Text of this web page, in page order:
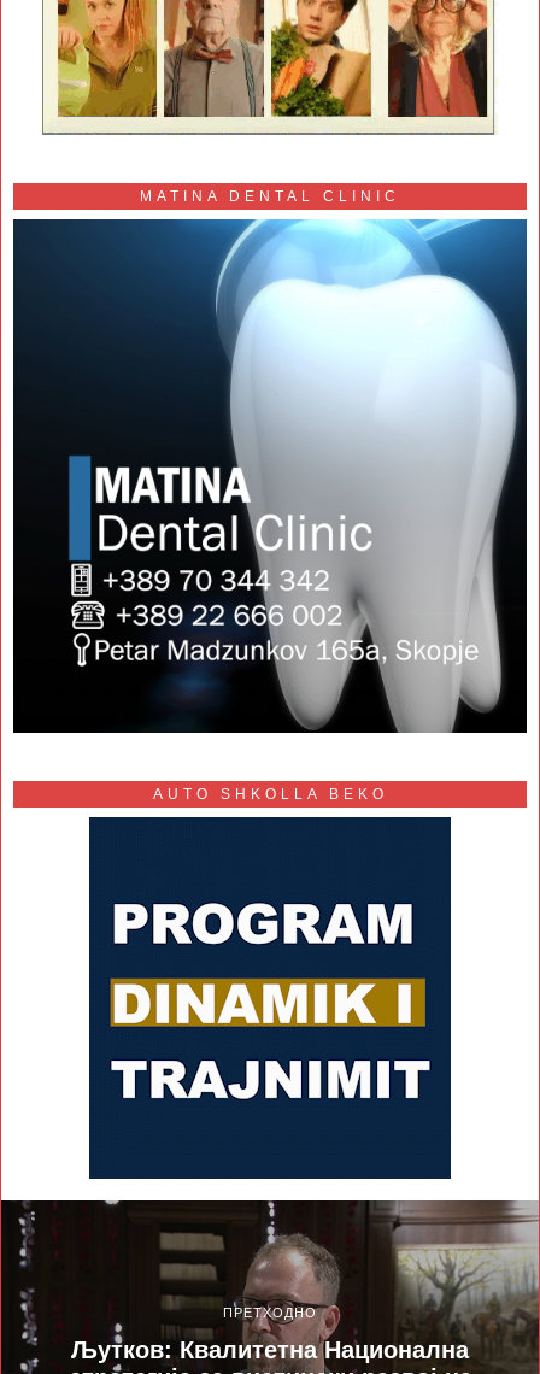
MATINA DENTAL CLINIC
AUTO SHKOLLA BEKO
ПРЕТХОДНО
Љутков: Квалитетна Национална